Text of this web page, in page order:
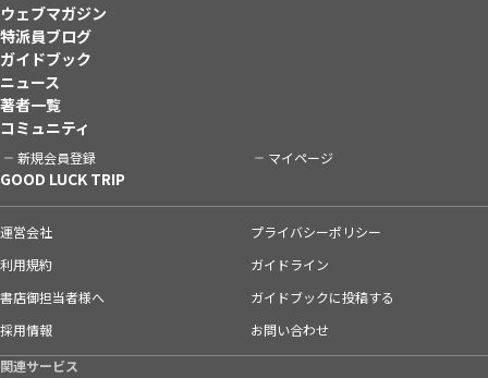
ウェブマガジン
特派員ブログ
ガイドブック
ニュース
著者一覧
コミュニティ
新規会員登録 マイページ
GOOD LUCK TRIP
運営会社
プライバシーポリシー
利用規約
ガイドライン
書店御担当者様へ
ガイドブックに投稿する
採用情報
お問い合わせ
関連サービス